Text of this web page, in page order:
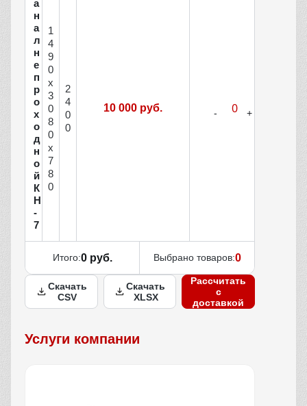
а
н
а
л
н
е
п
р
о
х
о
д
н
о
й
К
Н
-
7
1
4
9
0
х
3
0
8
0
х
7
8
0
2
4
0
0
10 000 руб.
Итого:0 руб. Выбрано товаров:0
Скачать
CSV
Скачать
XLSX
Рассчитать
с
доставкой
Услуги компании